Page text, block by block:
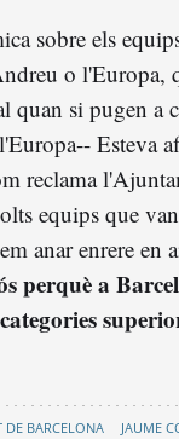
sobre els
o l'Europa,
quan si pugen a
Esteva
reclama
equips que
anar enrere en
perquè a
DE BARCELONA JAUME